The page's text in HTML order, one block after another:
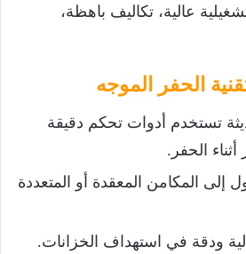
عالية، تكاليف باهظة،
الحفر الموجه
تستخدم أدوات تحكم دقيقة
أثناء الحفر.
إلى المكامن المعقدة أو المتعددة
ودقة في استهداف الخزانات.